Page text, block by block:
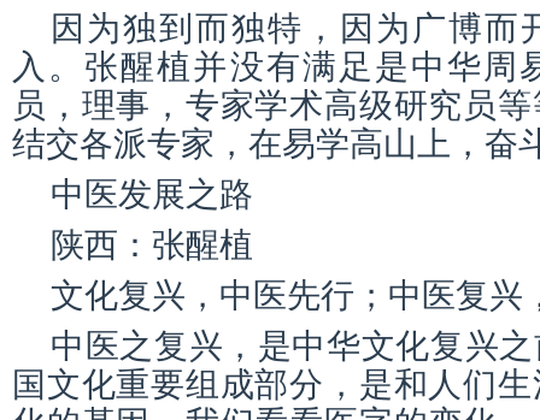
因为独到而独特，因为广博而
入。张醒植并没有满足是中华周
员，理事，专家学术高级研究员
结交各派专家，在易学高山上，奋
中医发展之路
陕西：张醒植
文化复兴，中医先行；中医复兴
中医之复兴，是中华文化复兴
国文化重要组成部分，是和人们